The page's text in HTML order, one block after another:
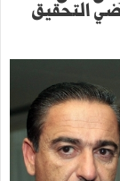
التحقيق